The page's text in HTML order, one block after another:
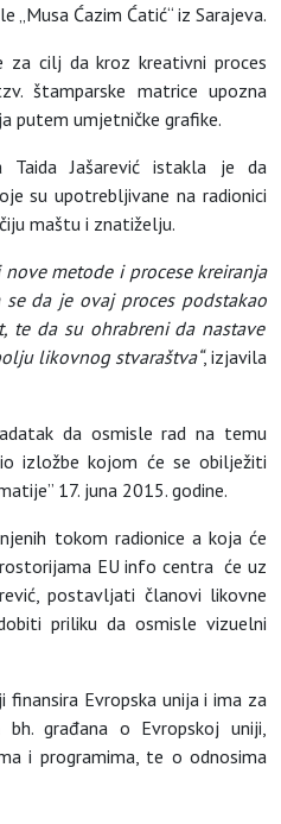
„Musa Ćazim Ćatić“ iz Sarajeva.
za cilj da kroz kreativni proces
štamparske matrice upozna
putem umjetničke grafike.
Taida Jašarević istakla je da
su upotrebljivane na radionici
maštu i znatiželju.
nove metode i procese kreiranja
se da je ovaj proces podstakao
, te da su ohrabreni da nastave
likovnog stvaraštva“, izjavila
da osmisle rad na temu
izložbe kojom će se obilježiti
17. juna 2015. godine.
tokom radionice a koja će
EU info centra će uz
postavljati članovi likovne
priliku da osmisle vizuelni
Evropska unija i ima za
građana o Evropskoj uniji,
i programima, te o odnosima